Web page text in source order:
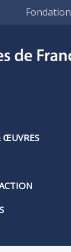
ŒUVRES